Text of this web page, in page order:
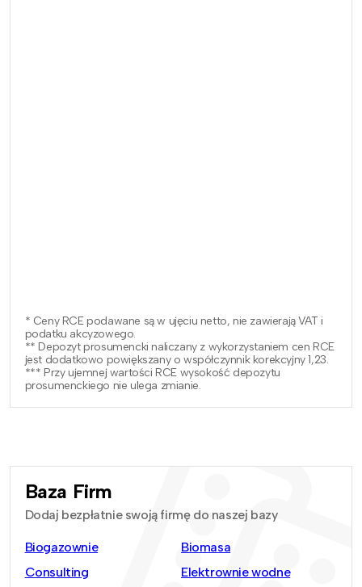
* Ceny RCE podawane są w ujęciu netto, nie zawierają VAT i
podatku akcyzowego.
** Depozyt prosumencki naliczany z wykorzystaniem cen RCE
jest dodatkowo powiększany o współczynnik korekcyjny 1,23.
*** Przy ujemnej wartości RCE wysokość depozytu
prosumenckiego nie ulega zmianie.
Baza Firm
Dodaj bezpłatnie swoją firmę do naszej bazy
Biogazownie
Biomasa
Consulting
Elektrownie wodne